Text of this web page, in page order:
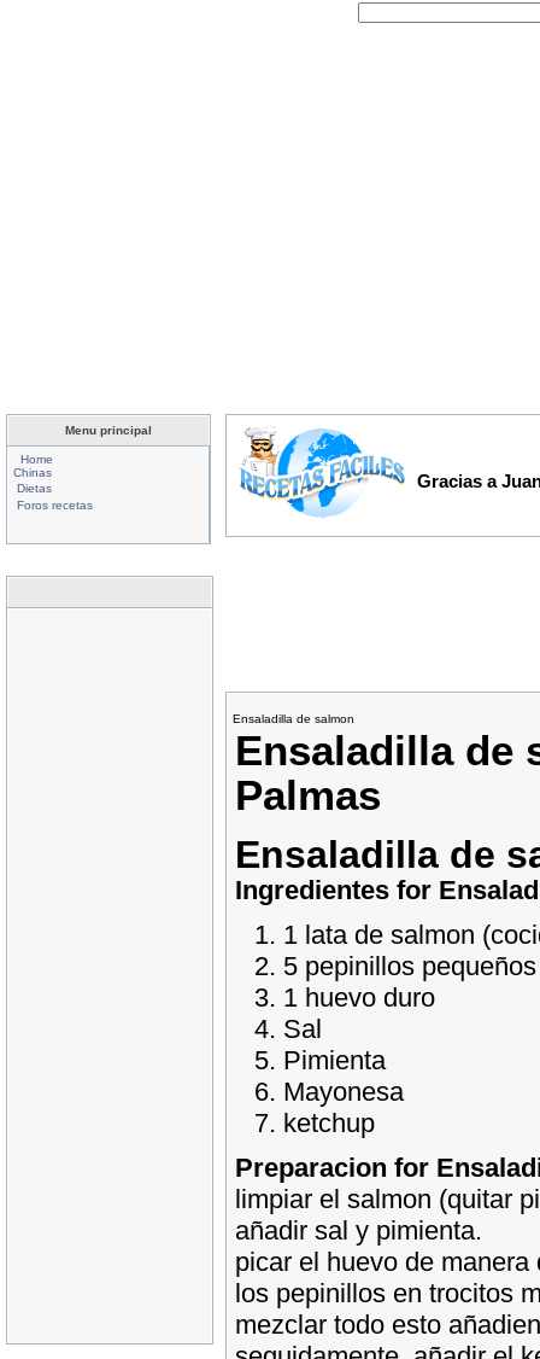
Menu principal
Home
Chinas
Dietas
Foros recetas
Gracias a
Ensaladilla de salmon
Ensaladilla de
Palmas
Ensaladilla de
Ingredientes for
1 lata de salmon
5 pepinillos pequeños
1 huevo duro
Sal
Pimienta
Mayonesa
ketchup
Preparacion for
limpiar el salmon (quitar
añadir sal y pimienta.
picar el huevo de
los pepinillos en trocitos
mezclar todo esto